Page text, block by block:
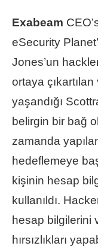
Exabeam
eSecurity
Jones’un
ortaya çıkartılan
yaşandığı
belirgin bir bağ
zamanda
hedeflemeye
kişinin hesap
kullanıldı.
hesap bilgilerini
hırsızlıkları